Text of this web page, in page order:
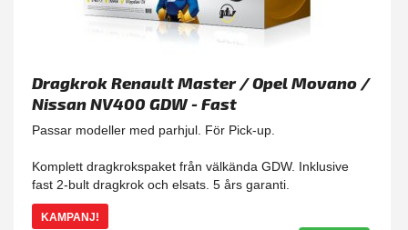
Dragkrok Renault Master / Opel Movano /
Nissan NV400 GDW - Fast
Passar modeller med parhjul. För Pick-up.
Komplett dragkrokspaket från välkända GDW. Inklusive
fast 2-bult dragkrok och elsats. 5 års garanti.
KAMPANJ!